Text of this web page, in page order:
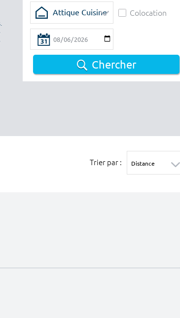
Attique Cuisine
Colocation
Chercher
Trier par :